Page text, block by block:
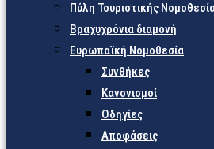
Πύλη Τουριστικής
Βραχυχρόνια διαμονή
Ευρωπαϊκή Νομοθεσία
Συνθήκες
Κανονισμοί
Οδηγίες
Αποφάσεις